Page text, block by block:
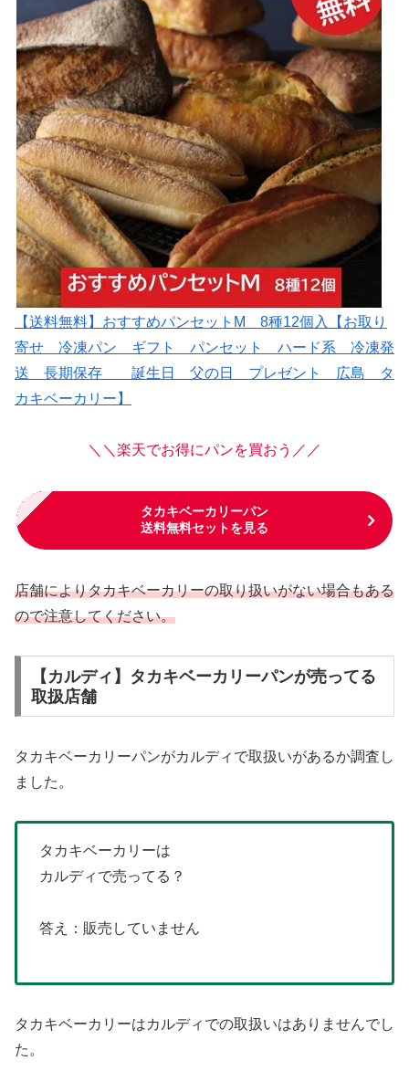
【送料無料】おすすめパンセットM 8種12個入【お取り
寄せ 冷凍パン ギフト パンセット ハード系 冷凍発
送 長期保存 誕生日 父の日 プレゼント 広島 タ
カキベーカリー】
＼＼楽天でお得にパンを買おう／／
タカキベーカリーパン
送料無料セットを見る
店舗によりタカキベーカリーの取り扱いがない場合もある
ので注意してください。
【カルディ】タカキベーカリーパンが売ってる
取扱店舗
タカキベーカリーパンがカルディで取扱いがあるか調査し
ました。
タカキベーカリーは
カルディで売ってる？
答え：販売していません
タカキベーカリーはカルディでの取扱いはありませんでし
た。